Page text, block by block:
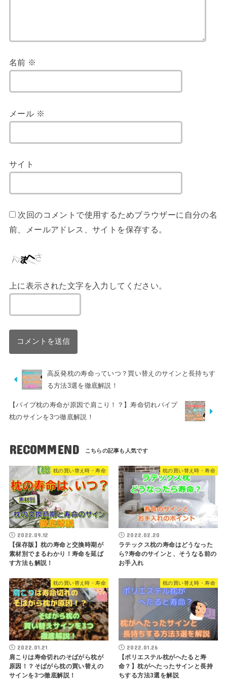
名前 ※
メール ※
サイト
次回のコメントで使用するためブラウザーに自分の名
前、メールアドレス、サイトを保存する。
上に表示された文字を入力してください。
高反発枕の寿命っていつ？買い替えのサインと長持ちす
る方法3選を徹底解説！
【パイプ枕の寿命が原因で肩こり！？】寿命切れパイプ
枕のサインを3つ徹底解説！
RECOMMEND
枕の買い替え時・寿命
2022.09.12
【保存版】枕の寿命と交換時期が
素材別でまるわかり！寿命を延ば
す方法も解説！
枕の買い替え時・寿命
2022.02.20
ラテックス枕の寿命はどうなった
ら?寿命のサインと、そうなる前の
お手入れ
枕の買い替え時・寿命
2022.01.21
肩こりは寿命切れのそばがら枕が
原因！？そばがら枕の買い替えの
サインを3つ徹底解説！
枕の買い替え時・寿命
2022.01.26
【ポリエステル枕がへたると寿
命？】枕がへたったサインと長持
ちする方法3選を解説